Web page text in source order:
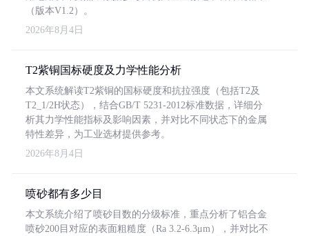
（版本V1.2）。
2026年8月4日
T2紫铜国标硬度及力学性能分析
本文系统解读T2紫铜的国标硬度和抗拉强度（包括T2及
T2_1/2H状态），结合GB/T 5231-2012标准数据，详细分
析其力学性能指标及影响因素，并对比不同状态下的金属
特性差异，为工业选材提供参考。
2026年8月4日
喷砂都有多少目
本文系统介绍了喷砂目数的分级标准，重点分析了铝合金
喷砂200目对应的表面粗糙度（Ra 3.2-6.3μm），并对比不